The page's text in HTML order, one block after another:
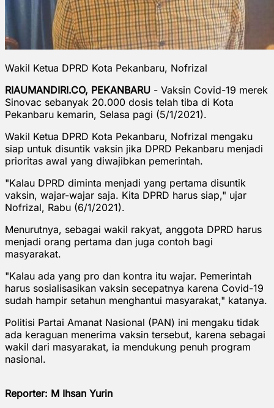
Wakil Ketua DPRD Kota Pekanbaru, Nofrizal
RIAUMANDIRI.CO, PEKANBARU - Vaksin Covid-19 merek
Sinovac sebanyak 20.000 dosis telah tiba di Kota
Pekanbaru kemarin, Selasa pagi (5/1/2021).
Wakil Ketua DPRD Kota Pekanbaru, Nofrizal mengaku
siap untuk disuntik vaksin jika DPRD Pekanbaru menjadi
prioritas awal yang diwajibkan pemerintah.
"Kalau DPRD diminta menjadi yang pertama disuntik
vaksin, wajar-wajar saja. Kita DPRD harus siap," ujar
Nofrizal, Rabu (6/1/2021).
Menurutnya, sebagai wakil rakyat, anggota DPRD harus
menjadi orang pertama dan juga contoh bagi
masyarakat.
"Kalau ada yang pro dan kontra itu wajar. Pemerintah
harus sosialisasikan vaksin secepatnya karena Covid-19
sudah hampir setahun menghantui masyarakat," katanya.
Politisi Partai Amanat Nasional (PAN) ini mengaku tidak
ada keraguan menerima vaksin tersebut, karena sebagai
wakil dari masyarakat, ia mendukung penuh program
nasional.
Reporter: M Ihsan Yurin